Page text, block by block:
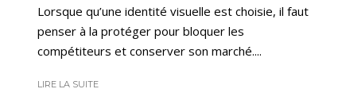
Lorsque qu’une identité visuelle est choisie, il faut
penser à la protéger pour bloquer les
compétiteurs et conserver son marché....
LIRE LA SUITE